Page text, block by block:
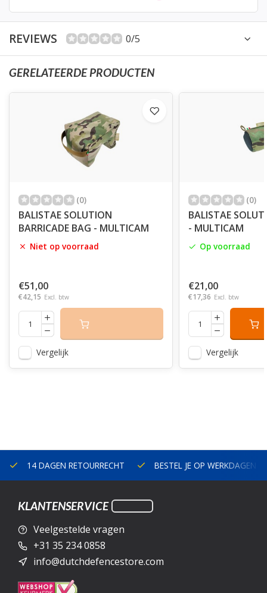
REVIEWS 0/5
GERELATEERDE PRODUCTEN
(0)
BALISTAE SOLUTION
BARRICADE BAG - MULTICAM
Niet op voorraad
€51,00
€42,15 Excl. btw
Vergelijk
(0)
BALISTAE
- MULTICAM
Op voorraad
€21,00
€17,36 Excl. btw
Vergelijk
14 DAGEN RETOURRECHT BESTEL JE OP WERKDAGEN
KLANTENSERVICE
Veelgestelde vragen
+31 35 234 0858
info@dutchdefencestore.com